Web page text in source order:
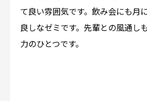
て良い雰囲気です。飲み会にも月
良しなゼミです。先輩との風通し
力のひとつです。